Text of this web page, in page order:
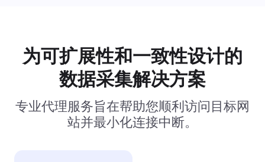
为可扩展性和一致性设计的
数据采集解决方案
专业代理服务旨在帮助您顺利访问目标网
站并最小化连接中断。